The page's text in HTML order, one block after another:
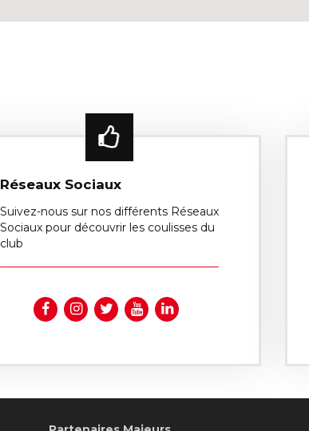
Réseaux Sociaux
Suivez-nous sur nos différents Réseaux
Sociaux pour découvrir les coulisses du
club